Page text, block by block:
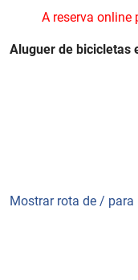
A reserva online
Aluguer de bicicletas
Mostrar rota de /